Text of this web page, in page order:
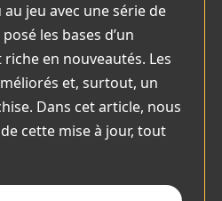
jeu avec une série de
les bases d’un
en nouveautés. Les
et, surtout, un
Dans cet article, nous
cette mise à jour, tout